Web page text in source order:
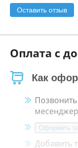
Оставить отзыв
Оплата с
Как
Оформить
Добавить